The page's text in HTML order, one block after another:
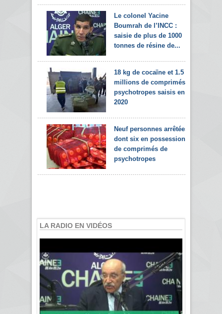
Le colonel Yacine
Boumrah de l’INCC :
saisie de plus de 1000
tonnes de résine de...
18 kg de cocaïne et 1.5
millions de comprimés
psychotropes saisis en
2020
Neuf personnes arrêtées
dont six en possession
de comprimés de
psychotropes
LA RADIO EN VIDÉOS